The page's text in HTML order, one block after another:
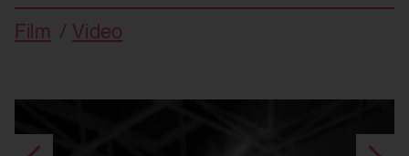
Film Video